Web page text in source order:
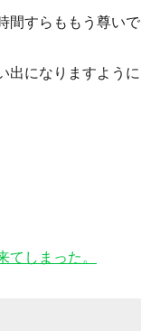
間すらももう尊いで
出になりますように
しまった。